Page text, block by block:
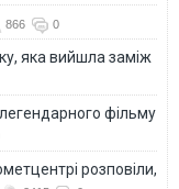
866 0
яка вийшла заміж
фільму
розповіли,